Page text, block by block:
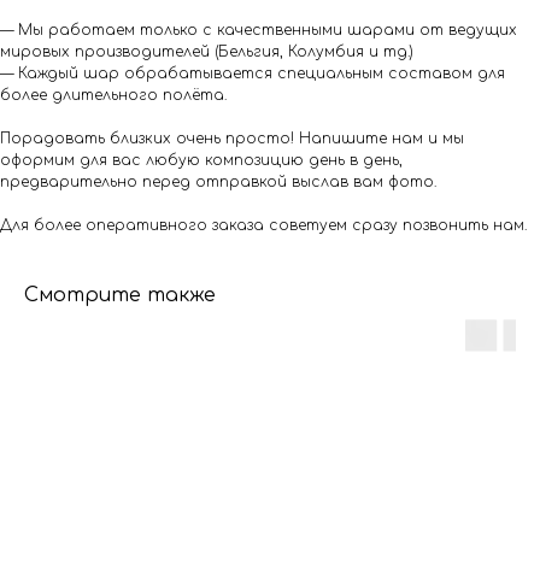
— Мы работаем только с качественными шарами от ведущих
мировых производителей (Бельгия, Колумбия и тд.)
— Каждый шар обрабатывается специальным составом для
более длительного полёта.
Порадовать близких очень просто! Напишите нам и мы
оформим для вас любую композицию день в день,
предварительно перед отправкой выслав вам фото.
Для более оперативного заказа советуем сразу позвонить нам.
Смотрите также